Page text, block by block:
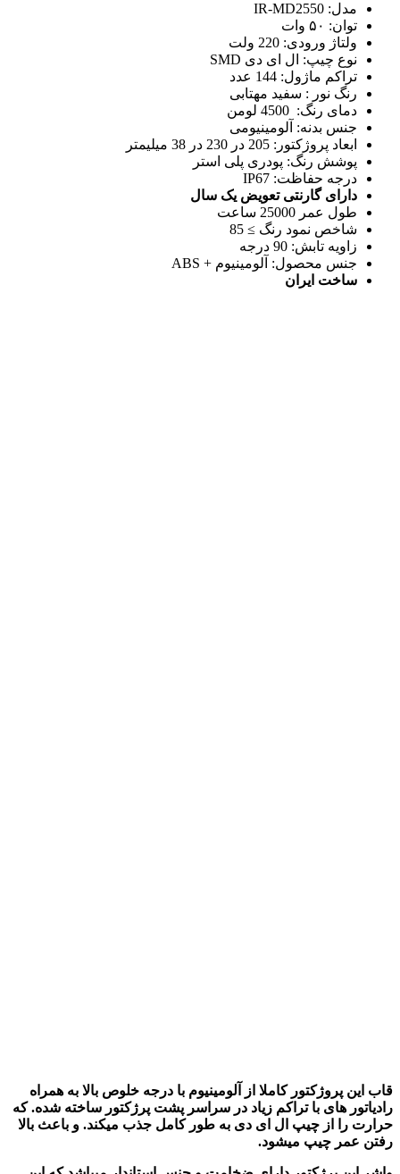
مدل: IR-MD2550
توان: ۵۰ وات
ولتاژ ورودی: 220 ولت
نوع چیپ: ال ای دی SMD
تراکم ماژول: 144 عدد
رنگ نور : سفید مهتابی
دمای رنگ: 4500 لومن
جنس بدنه: آلومینیومی
ابعاد پروژکتور: 205 در 230 در 38 میلیمتر
پوشش رنگ: پودری پلی استر
درجه حفاظت: IP67
دارای گارنتی تعویض یک سال
طول عمر 25000 ساعت
شاخص نمود رنگ ≥ 85
زاویه تابش: 90 درجه
جنس محصول: آلومینیوم + ABS
ساخت ایران
قاب این پروژکتور کاملا از آلومینیوم با درجه خلوص بالا به همراه
رادیاتور های با تراکم زیاد در سراسر پشت پرژکتور ساخته شده. که
حرارت را از چیپ ال ای دی به طور کامل جذب میکند. و باعث بالا
رفتن عمر چیپ میشود.